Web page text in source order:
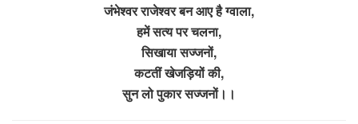
जंभेश्वर राजेश्वर बन आए है ग्वाला,
हमें सत्य पर चलना,
सिखाया सज्जनों,
कटतीं खेजड़ियों की,
सुन लो पुकार सज्जनों।।